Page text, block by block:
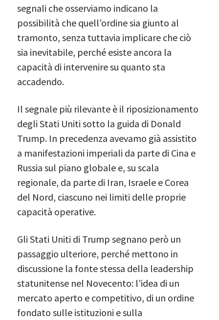
segnali che osserviamo indicano la
possibilità che quell’ordine sia giunto al
tramonto, senza tuttavia implicare che ciò
sia inevitabile, perché esiste ancora la
capacità di intervenire su quanto sta
accadendo.
Il segnale più rilevante è il riposizionamento
degli Stati Uniti sotto la guida di Donald
Trump. In precedenza avevamo già assistito
a manifestazioni imperiali da parte di Cina e
Russia sul piano globale e, su scala
regionale, da parte di Iran, Israele e Corea
del Nord, ciascuno nei limiti delle proprie
capacità operative.
Gli Stati Uniti di Trump segnano però un
passaggio ulteriore, perché mettono in
discussione la fonte stessa della leadership
statunitense nel Novecento: l’idea di un
mercato aperto e competitivo, di un ordine
fondato sulle istituzioni e sulla